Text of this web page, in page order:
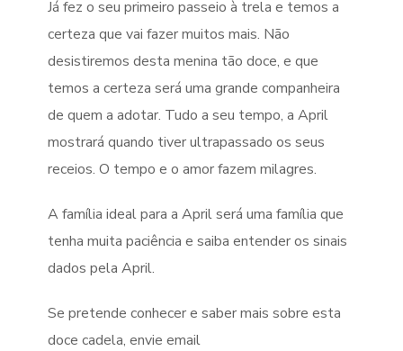
Já fez o seu primeiro passeio à trela e temos a
certeza que vai fazer muitos mais. Não
desistiremos desta menina tão doce, e que
temos a certeza será uma grande companheira
de quem a adotar. Tudo a seu tempo, a April
mostrará quando tiver ultrapassado os seus
receios. O tempo e o amor fazem milagres.
A família ideal para a April será uma família que
tenha muita paciência e saiba entender os sinais
dados pela April.
Se pretende conhecer e saber mais sobre esta
doce cadela, envie email